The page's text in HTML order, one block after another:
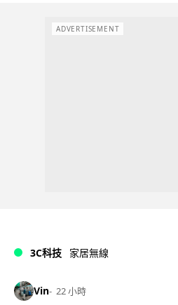
ADVERTISEMENT
3C科技 家居無線
Vin 22 小時